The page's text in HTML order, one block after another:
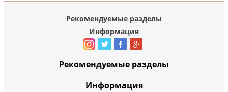
Рекомендуемые разделы
Информация
Рекомендуемые разделы
Информация